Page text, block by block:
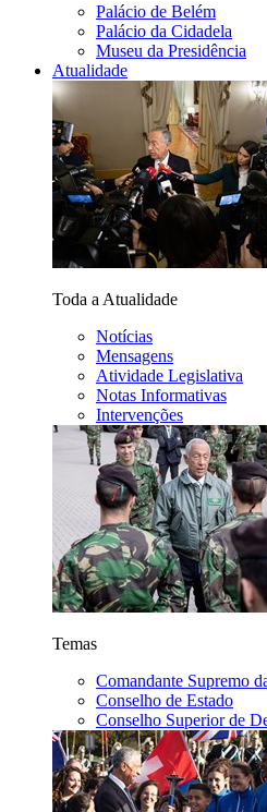
Palácio de Belém
Palácio da Cidadela
Museu da Presidência
Atualidade
Toda a Atualidade
Notícias
Mensagens
Atividade Legislativa
Notas Informativas
Intervenções
Temas
Comandante Supremo
Conselho de Estado
Conselho Superior de